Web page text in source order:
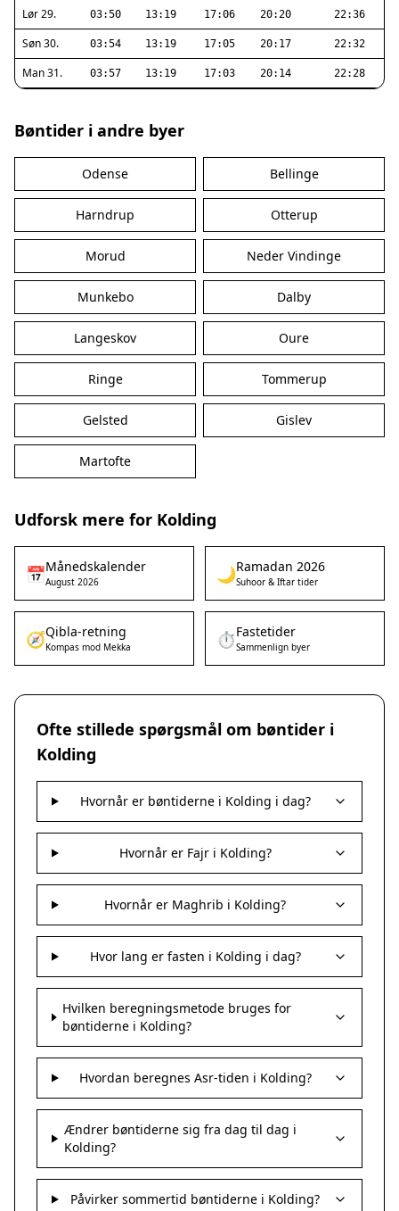
Lør 29. 03:50 13:19 17:06 20:20 22:36
Søn 30. 03:54 13:19 17:05 20:17 22:32
Man 31. 03:57 13:19 17:03 20:14 22:28
Bøntider i andre byer
Odense Bellinge
Harndrup Otterup
Morud Neder Vindinge
Munkebo Dalby
Langeskov Oure
Ringe Tommerup
Gelsted Gislev
Martofte
Udforsk mere for Kolding
📅Månedskalender
August 2026 🌙Ramadan 2026
Suhoor & Iftar tider
🧭Qibla-retning
Kompas mod Mekka ⏱️Fastetider
Sammenlign byer
Ofte stillede spørgsmål om bøntider i
Kolding
Hvornår er bøntiderne i Kolding i dag?
Hvornår er Fajr i Kolding?
Hvornår er Maghrib i Kolding?
Hvor lang er fasten i Kolding i dag?
Hvilken beregningsmetode bruges for
bøntiderne i Kolding?
Hvordan beregnes Asr-tiden i Kolding?
Ændrer bøntiderne sig fra dag til dag i
Kolding?
Påvirker sommertid bøntiderne i Kolding?